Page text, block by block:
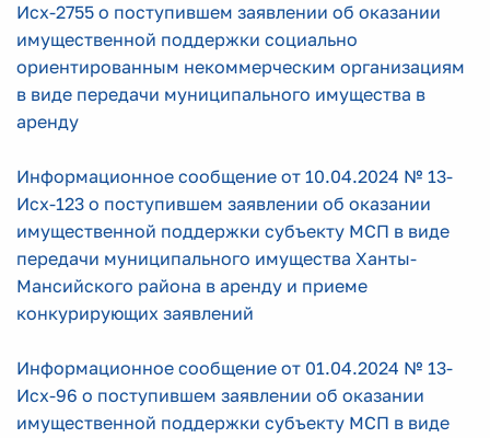
Исх-2755 о поступившем заявлении об оказании
имущественной поддержки социально
ориентированным некоммерческим организациям
в виде передачи муниципального имущества в
аренду
Информационное сообщение от 10.04.2024 № 13-
Исх-123 о поступившем заявлении об оказании
имущественной поддержки субъекту МСП в виде
передачи муниципального имущества Ханты-
Мансийского района в аренду и приеме
конкурирующих заявлений
Информационное сообщение от 01.04.2024 № 13-
Исх-96 о поступившем заявлении об оказании
имущественной поддержки субъекту МСП в виде